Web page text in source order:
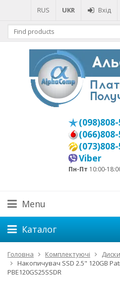
RUS UKR Вхід
Viber
Пн-Пт 10:00-
Menu
Каталог
Головна Комплектуючі
Накопичувач SSD 2.5" 120GB
PBE120GS25SSDR